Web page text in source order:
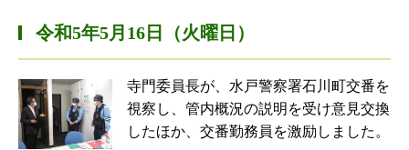
令和5年5月16日（火曜日）
寺門委員長が、水戸警察署石川町交番を
視察し、管内概況の説明を受け意見交換
したほか、交番勤務員を激励しました。